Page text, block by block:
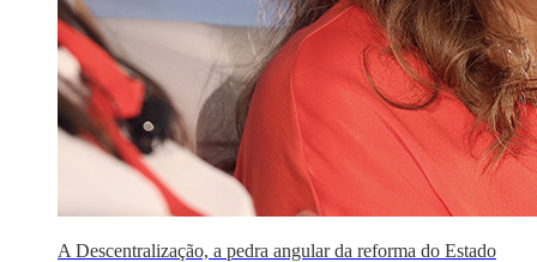
A Descentralização, a pedra angular da reforma do Estado